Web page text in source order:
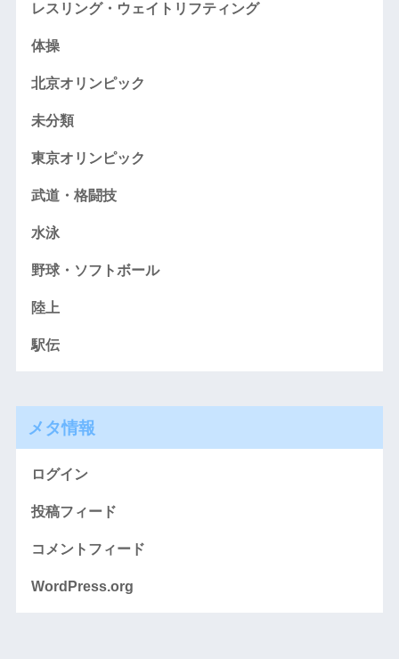
レスリング・ウェイトリフティング
体操
北京オリンピック
未分類
東京オリンピック
武道・格闘技
水泳
野球・ソフトボール
陸上
駅伝
メタ情報
ログイン
投稿フィード
コメントフィード
WordPress.org